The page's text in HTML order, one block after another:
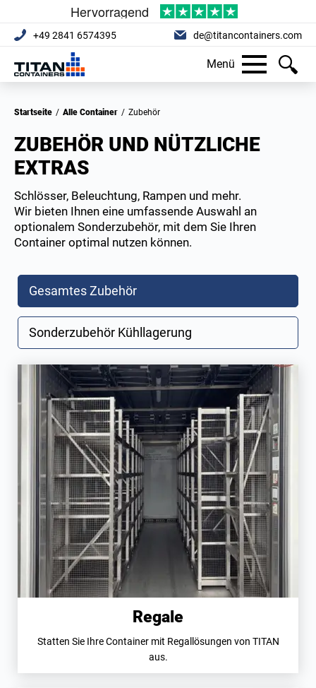
+49 2841 6574395 de@titancontainers.com
Menü
Startseite / Alle Container / Zubehör
ZUBEHÖR UND NÜTZLICHE
EXTRAS
Schlösser, Beleuchtung, Rampen und mehr.
Wir bieten Ihnen eine umfassende Auswahl an
optionalem Sonderzubehör, mit dem Sie Ihren
Container optimal nutzen können.
Gesamtes Zubehör
Sonderzubehör Kühllagerung
Regale
Statten Sie Ihre Container mit Regallösungen von TITAN
aus.